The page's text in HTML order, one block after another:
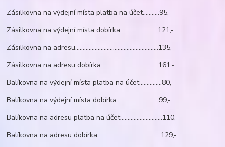
Zásilkovna na výdejní místa platba na účet...........95,-
Zásilkovna na výdejní místa dobírka.........................121,-
Zásilkovna na adresu.......................................................135,-
Zásilkovna na adresu dobírka......................................161,-
Balíkovna na výdejní místa platba na účet...............80,-
Balíkovna na výdejní místa dobírka............................99,-
Balíkovna na adresu platba na účet............................110,-
Balíkovna na adresu dobírka..........................................129,-